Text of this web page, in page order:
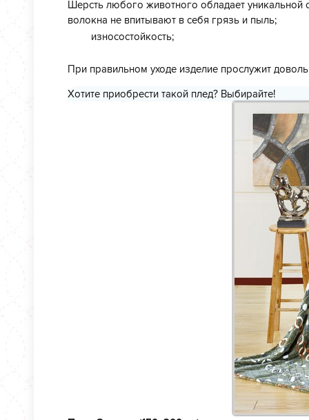
Шерсть любого животного обладает
волокна не впитывают в себя грязь и пыль;
износостойкость;
При правильном уходе изделие прослужит
Хотите приобрести такой плед? Выбирайте!